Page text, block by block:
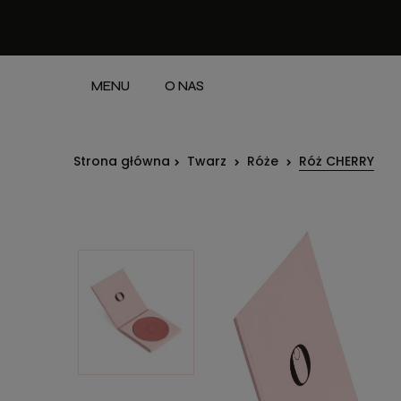
MENU O NAS
Strona główna Twarz Róże Róż CHERRY